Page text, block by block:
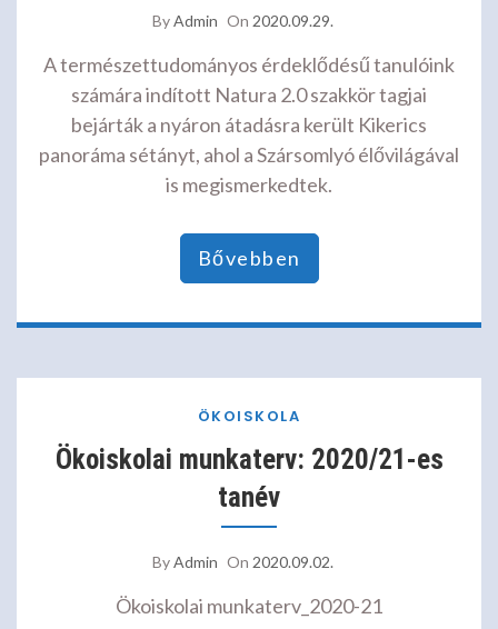
ByAdmin On 2020.09.29.
A természettudományos érdeklődésű tanulóink
számára indított Natura 2.0 szakkör tagjai
bejárták a nyáron átadásra került Kikerics
panoráma sétányt, ahol a Szársomlyó élővilágával
is megismerkedtek.
Bővebben
ÖKOISKOLA
Ökoiskolai munkaterv: 2020/21-es
tanév
ByAdmin On 2020.09.02.
Ökoiskolai munkaterv_2020-21